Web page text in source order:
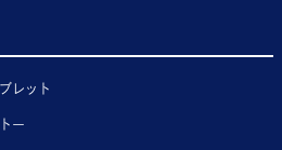
レット
ー